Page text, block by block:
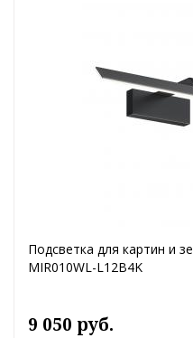
Подсветка для картин и
MIR010WL-L12B4K
9 050 руб.